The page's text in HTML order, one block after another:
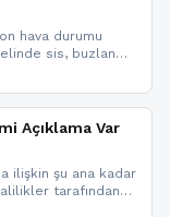
hava durumu
sis, buzlanma
ve Doğu
gelişmeleri.
Açıklama Var
ilişkin şu ana kadar
tarafından
bulunmamaktadır.